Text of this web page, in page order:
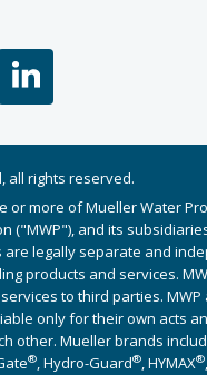
linkedin
all rights reserved.
or more of Mueller Water
("MWP"), and its
are legally separate and
products and services.
to third parties.
only for their own acts
other. Mueller brands
®, Hydro-Guard®, HYMAX®